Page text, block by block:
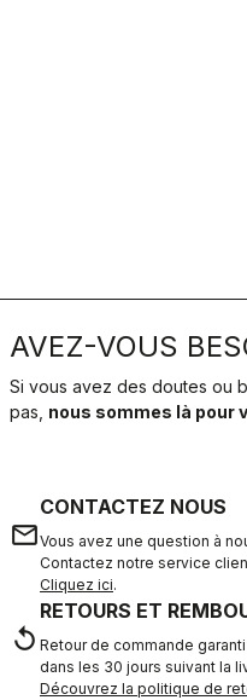
AVEZ-VOUS
Si vous avez des doutes ou
pas, nous sommes là pour
email
CONTACTEZ NOUS
Vous avez une question à
Contactez notre service
Cliquez ici.
replay
RETOURS ET
Retour de commande garanti
dans les 30 jours suivant la
Découvrez la politique de